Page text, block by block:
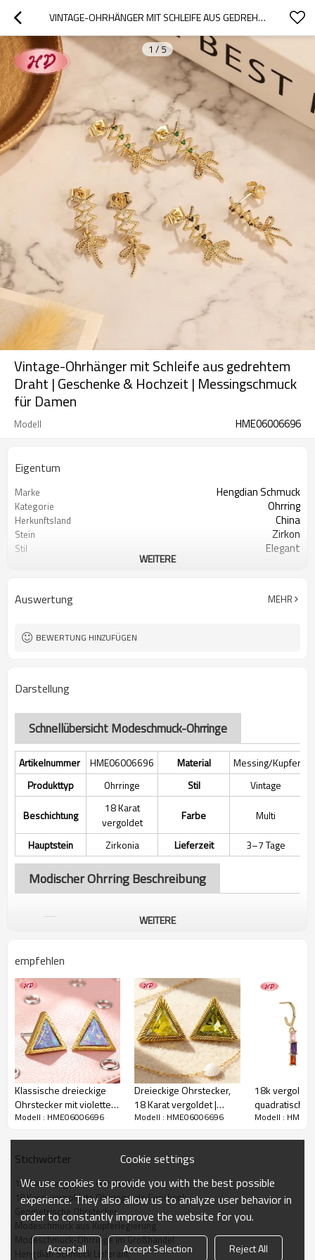
VINTAGE-OHRHÄNGER MIT SCHLEIFE AUS GEDREHTEM DRAHT | GESCHENKE & HOCHZEIT | MESSINGSCHMUCK FÜR DAMEN
1 / 5
Vintage-Ohrhänger mit Schleife aus gedrehtem
Draht | Geschenke & Hochzeit | Messingschmuck
für Damen
Modell HME06006696
Eigentum
Marke Hengdian Schmuck
Kategorie Ohrring
Herkunftsland China
Stein Zirkon
Stil Elegant
WEITERE
Auswertung MEHR
BEWERTUNG HINZUFÜGEN
Darstellung
Schnellübersicht Modeschmuck-Ohrringe
Artikelnummer HME06006696 Material
Messing/
Produkttyp
Ohrringe Stil Vintage
Beschichtung
18 Karat
vergoldet
Farbe Multi
Hauptstein Zirkonia Lieferzeit 3–7 Tage
Modischer Ohrring Beschreibung
Vintage-Ohrhänger mit Schleife aus gedrehtem Draht |
Geschenke & Hochzeit | Messingschmuck für Damen
Diese Ohrhänger vereinen romantischen Vintage-Charme
WEITERE
empfehlen
Klassische dreieckige
Ohrstecker mit violettem
Zirkon |
Damen
Modell : HME06006696
Dreieckige Ohrstecker,
18 Karat vergoldet |
Schmuck für Pendler im
Geschenk
Modell : HME06006696
18k
quadratische
Messing
Modell :
Stichwörter
18 Karat vergoldete Ohrstecker
18 Karat vergoldete Ohrringe als Geschenk
Geometrische Ohrstecker
Modeschmuck aus Kupferlegierung
Modeschmuck-Ohrringe im Großhandel
Hengdian Schmuck Lieferant
Cookie settings
We use cookies to provide you with the best possible
experience. They also allow us to analyze user behavior in
order to constantly improve the website for you.
Accept all Accept Selection Reject All